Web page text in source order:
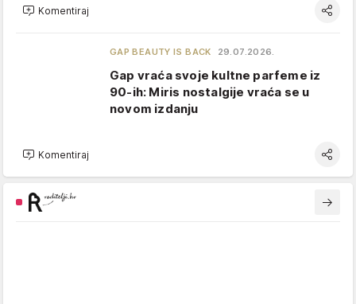
Komentiraj
GAP BEAUTY IS BACK 29.07.2026.
Gap vraća svoje kultne parfeme iz
90-ih: Miris nostalgije vraća se u
novom izdanju
Komentiraj